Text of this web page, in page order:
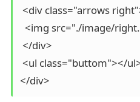
<div class="arrows
<img src="./image/
</div>
<ul class="buttom"></
</div>